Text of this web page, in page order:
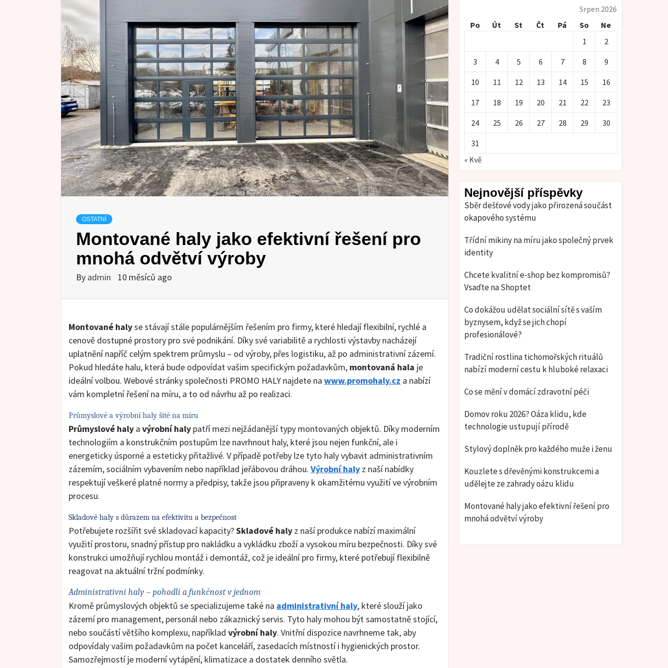
OSTATNÍ
Montované haly jako efektivní řešení pro
mnohá odvětví výroby
By admin 10 měsíců ago
Montované halyse stávají stále populárnějším řešením pro firmy, které hledají flexibilní, rychlé a
cenově dostupné prostory pro své podnikání. Díky své variabilitě a rychlosti výstavby nacházejí
uplatnění napříč celým spektrem průmyslu – od výroby, přes logistiku, až po administrativní zázemí.
Pokud hledáte halu, která bude odpovídat vašim specifickým požadavkům, montovaná hala je
ideální volbou. Webové stránky společnosti PROMO HALY najdete na www.promohaly.cz a nabízí
vám kompletní řešení na míru, a to od návrhu až po realizaci.
Průmyslové a výrobní haly šité na míru
Průmyslové haly a výrobní haly patří mezi nejžádanější typy montovaných objektů. Díky moderním
technologiím a konstrukčním postupům lze navrhnout haly, které jsou nejen funkční, ale i
energeticky úsporné a esteticky přitažlivé. V případě potřeby lze tyto haly vybavit administrativním
zázemím, sociálním vybavením nebo například jeřábovou dráhou. Výrobní haly z naší nabídky
respektují veškeré platné normy a předpisy, takže jsou připraveny k okamžitému využití ve výrobním
procesu.
Skladové haly s důrazem na efektivitu a bezpečnost
Potřebujete rozšířit své skladovací kapacity?Skladové haly z naší produkce nabízí maximální
využití prostoru, snadný přístup pro nakládku a vykládku zboží a vysokou míru bezpečnosti. Díky své
konstrukci umožňují rychlou montáž i demontáž, což je ideální pro firmy, které potřebují flexibilně
reagovat na aktuální tržní podmínky.
Administrativní haly – pohodlí a funkčnost v jednom
Kromě průmyslových objektů se specializujeme také na administrativní haly, které slouží jako
zázemí pro management, personál nebo zákaznický servis. Tyto haly mohou být samostatně stojící,
nebo součástí většího komplexu, například výrobní haly. Vnitřní dispozice navrhneme tak, aby
odpovídaly vašim požadavkům na počet kanceláří, zasedacích místností i hygienických prostor.
Samozřejmostí je moderní vytápění, klimatizace a dostatek denního světla.
Srpen 2026
Po
Út St Čt Pá So
Ne
1
2
3 4 5 6 7 8 9
10 11 12 13 14 15 16
17 18 19 20 21 22 23
24 25 26 27 28 29 30
31
« Kvě
Nejnovější příspěvky
Sběr dešťové vody jako přirozená součást
okapového systému
Třídní mikiny na míru jako společný prvek
identity
Chcete kvalitní e-shop bez kompromisů?
Vsaďte na Shoptet
Co dokážou udělat sociální sítě s vaším
byznysem, když se jich chopí
profesionálové?
Tradiční rostlina tichomořských rituálů
nabízí moderní cestu k hluboké relaxaci
Co se mění v domácí zdravotní péči
Domov roku 2026? Oáza klidu, kde
technologie ustupují přírodě
Stylový doplněk pro každého muže i ženu
Kouzlete s dřevěnými konstrukcemi a
udělejte ze zahrady oázu klidu
Montované haly jako efektivní řešení pro
mnohá odvětví výroby